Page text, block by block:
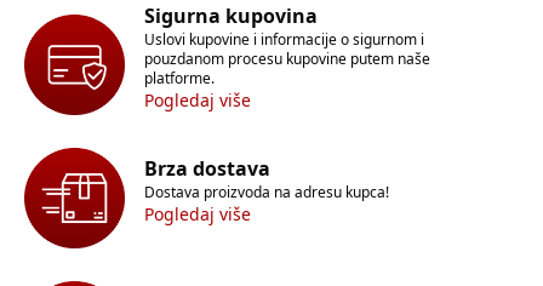
Sigurna kupovina
Uslovi kupovine i informacije o sigurnom i
pouzdanom procesu kupovine putem naše
platforme.
Pogledaj više
Brza dostava
Dostava proizvoda na adresu kupca!
Pogledaj više